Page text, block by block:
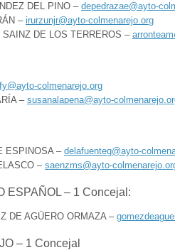
DEL PINO – depedrazae@ayto-
–irurzunjr@ayto-colmenarejo.org
SAINZ DE LOS TERREROS –
colmenarejo.org
– susanalapena@ayto-
ESPINOSA – delafuenteg@ayto-
– saenzms@ayto-
ESPAÑOL – 1 Concejal:
DE AGÜERO ORMAZA –
– 1 Concejal